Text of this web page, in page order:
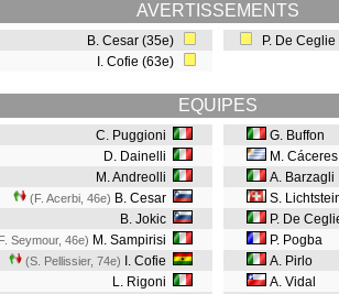
AVERTISSEMENTS
B. Cesar (35e)
I. Cofie (63e)
P. De
EQUIPES
C. Puggioni
D. Dainelli
M. Andreolli
(F. Acerbi, 46e) B. Cesar
B. Jokic
Seymour, 46e) M. Sampirisi
(S. Pellissier, 74e)
I. Cofie
L. Rigoni
G. Buffon
M. Cáceres
A. Barzagli
S.
P. De
P. Pogba
A. Pirlo
A. Vidal